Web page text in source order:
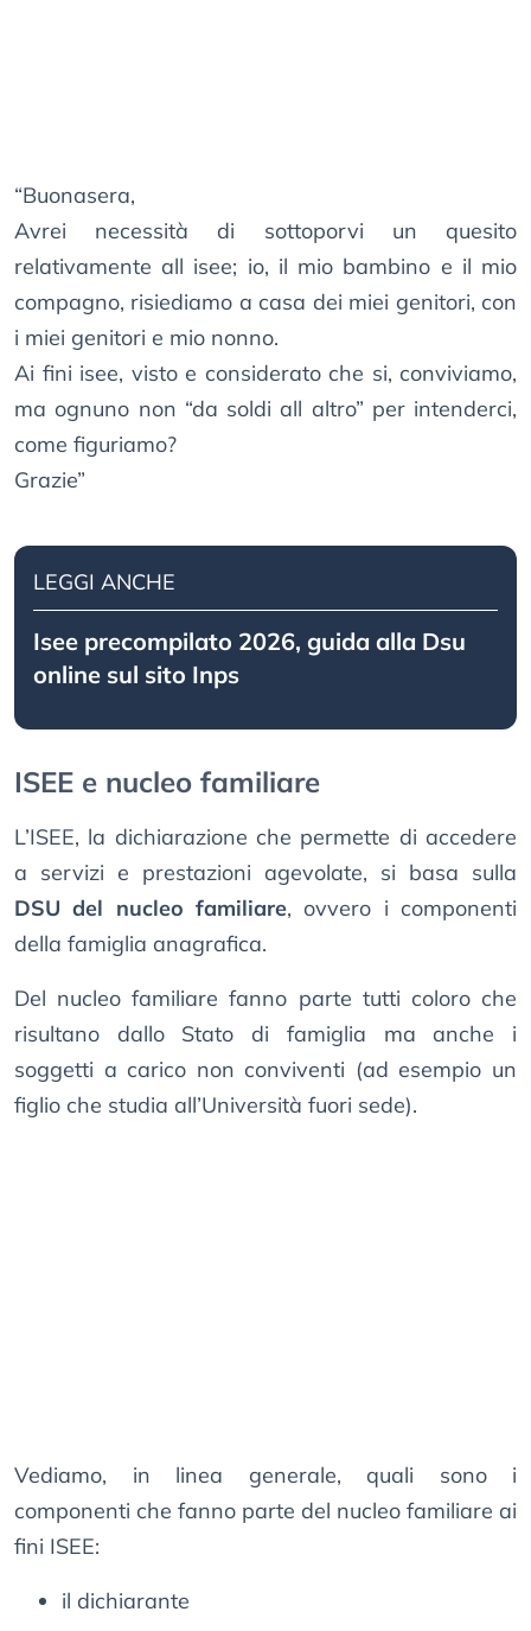
“Buonasera,
Avrei necessità di sottoporvi un quesito
relativamente all isee; io, il mio bambino e il mio
compagno, risiediamo a casa dei miei genitori, con
i miei genitori e mio nonno.
Ai fini isee, visto e considerato che si, conviviamo,
ma ognuno non “da soldi all altro” per intenderci,
come figuriamo?
Grazie”
LEGGI ANCHE
Isee precompilato 2026, guida alla Dsu
online sul sito Inps
ISEE e nucleo familiare
L’ISEE, la dichiarazione che permette di accedere
a servizi e prestazioni agevolate, si basa sulla
DSU del nucleo familiare, ovvero i componenti
della famiglia anagrafica.
Del nucleo familiare fanno parte tutti coloro che
risultano dallo Stato di famiglia ma anche i
soggetti a carico non conviventi (ad esempio un
figlio che studia all’Università fuori sede).
Vediamo, in linea generale, quali sono i
componenti che fanno parte del nucleo familiare ai
fini ISEE:
il dichiarante